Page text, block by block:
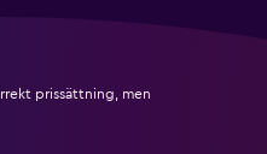
prissättning, men